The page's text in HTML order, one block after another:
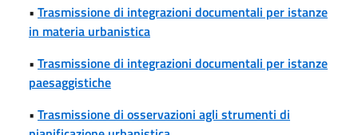
• Trasmissione di integrazioni documentali per istanze
in materia urbanistica
• Trasmissione di integrazioni documentali per istanze
paesaggistiche
• Trasmissione di osservazioni agli strumenti di